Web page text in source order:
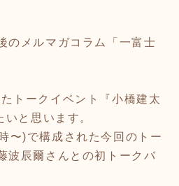
のメルマガコラム「一富士
トークイベント『小橋建太
と思います。
〜)で構成された今回のトー
波辰爾さんとの初トークバ